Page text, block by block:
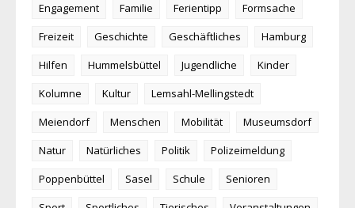
Engagement
Familie Ferientipp
Formsache
Freizeit
Geschichte Geschäftliches
Hamburg
Hilfen
Hummelsbüttel Jugendliche
Kinder
Kolumne
Kultur
Lemsahl-Mellingstedt
Meiendorf
Menschen Mobilität
Museumsdorf
Natur
Natürliches Politik
Polizeimeldung
Poppenbüttel
Sasel Schule
Senioren